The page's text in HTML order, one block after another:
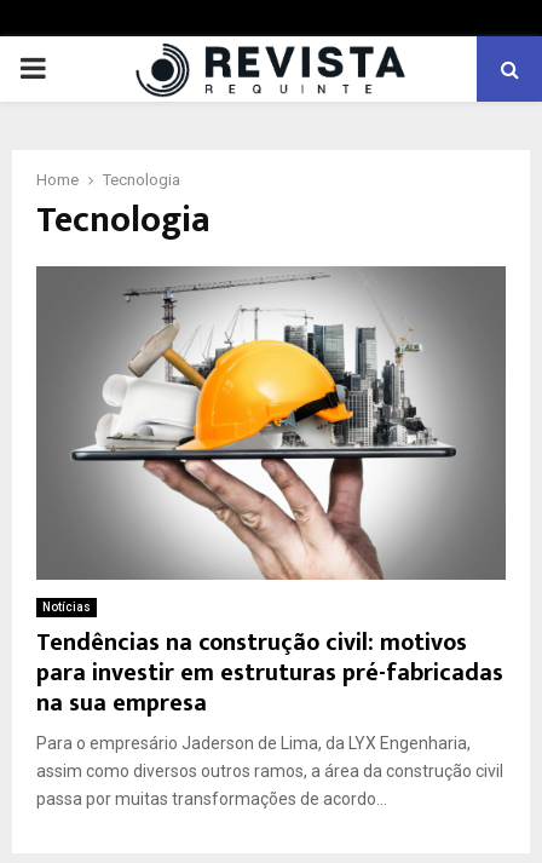
PRIMARY
Home Tecnologia
Tecnologia
Notícias
Tendências na construção civil: motivos
para investir em estruturas pré-fabricadas
na sua empresa
Para o empresário Jaderson de Lima, da LYX Engenharia,
assim como diversos outros ramos, a área da construção civil
passa por muitas transformações de acordo...